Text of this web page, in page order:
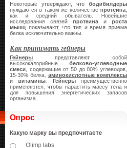
Некоторые утверждают, что бодибилдеры
нуждаются в таком же количестве протеина
как и средний обыватель. Новейшие
исследования связей протеина и роста
мышц показывают, что тип и время приема
белка исключительно важны.
Как принимать гейнеры
Гейнеры представляют собой
высококалорийные белково-углеводные
смеси , содержащие от 50 до 80% углеводов,
15-30% белка, аминокислотные комплексы
ивитамины Гейнерыпреимущественно
применяются, чтобы нарастить массу тела и
для повышения энергетических запасов
организма.
Опрос
Какую марку вы предпочитаете
Olimp labs